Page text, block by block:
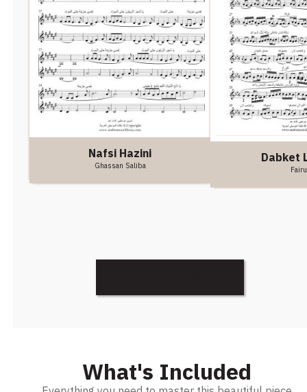
Nafsi Hazini
Ghassan Saliba Dabket
What's Included